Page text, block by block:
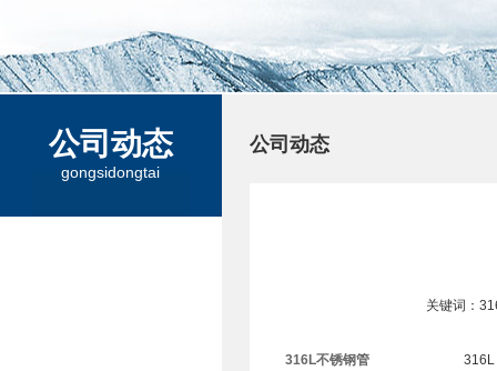
公司动态
gongsidongtai
公司动态
关键词：
316L不锈钢管
316L